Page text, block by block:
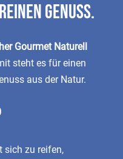
Genuss.
Gourmet Naturell
steht es für einen
aus der Natur.
sich zu reifen,